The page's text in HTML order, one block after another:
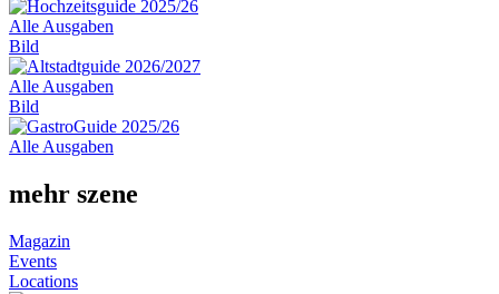
Alle Ausgaben
Bild
Alle Ausgaben
Bild
Alle Ausgaben
mehr szene
Magazin
Events
Locations